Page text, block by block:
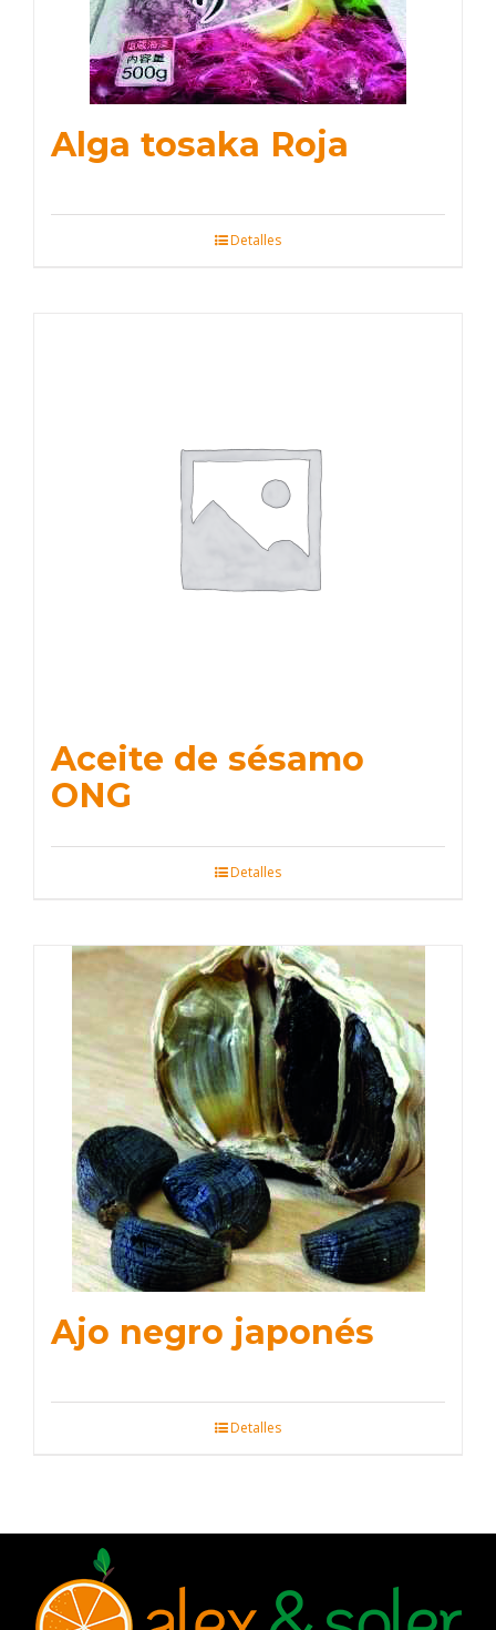
Alga tosaka Roja
Detalles
Aceite de sésamo
ONG
Detalles
Ajo negro japonés
Detalles